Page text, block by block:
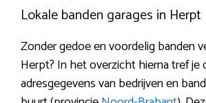
Lokale banden garages in Herpt
Zonder gedoe en voordelig banden
Herpt? In het overzicht hierna tref je
adresgegevens van bedrijven en